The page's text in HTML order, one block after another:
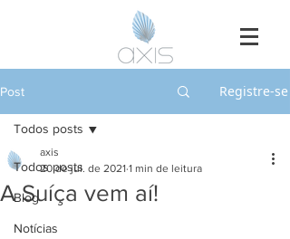
Post Registre-se
Todos posts
Blog
Notícias
Todos posts
A Suíça vem aí!
axis
20 de jul. de 2021 1 min de leitura